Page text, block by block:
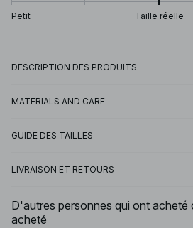
Petit Taille réelle
DESCRIPTION DES PRODUITS
MATERIALS AND CARE
GUIDE DES TAILLES
LIVRAISON ET RETOURS
D'autres personnes qui ont acheté
acheté